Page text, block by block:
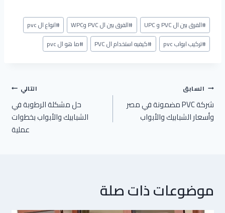
وسوم
المقال:
#الفرق بين ال PVC و UPC #الفرق بين ال PVC وWPC #انواع ال pvc
#تركيب ابواب pvc #كيفيه استخدام ال PVC #ما هو ال pvc
تصفّح
المقالات
السابق
شركة PVC مضمونة في مصر
وأسعار الشبابيك والأبواب
التالي
حل مشكلة الرطوبة في
الشبابيك والأبواب بخطوات
عملية
موضوعات ذات صلة